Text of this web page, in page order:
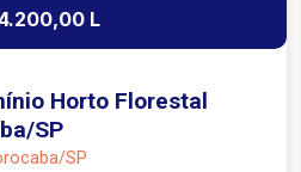
L
Horto Florestal
SP
SP